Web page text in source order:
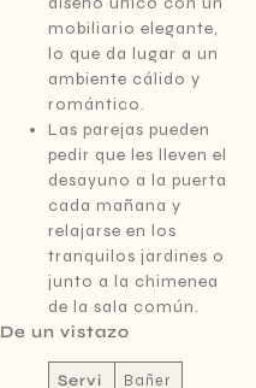
mobiliario elegante,
lo que da lugar a un
ambiente cálido y
romántico.
Las parejas pueden
pedir que les lleven el
desayuno a la puerta
cada mañana y
relajarse en los
tranquilos jardines o
junto a la chimenea
de la sala común.
De un vistazo
Servi
Bañer